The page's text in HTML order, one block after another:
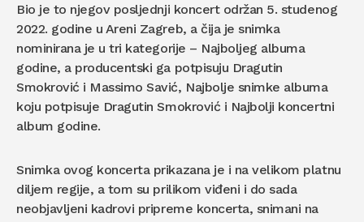
Bio je to njegov posljednji koncert održan 5. studenog
2022. godine u Areni Zagreb, a čija je snimka
nominirana je u tri kategorije – Najboljeg albuma
godine, a producentski ga potpisuju Dragutin
Smokrović i Massimo Savić, Najbolje snimke albuma
koju potpisuje Dragutin Smokrović i Najbolji koncertni
album godine.
Snimka ovog koncerta prikazana je i na velikom platnu
diljem regije, a tom su prilikom viđeni i do sada
neobjavljeni kadrovi pripreme koncerta, snimani na